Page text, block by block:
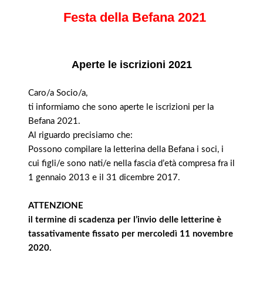
Festa della Befana 2021
Aperte le iscrizioni 2021
Caro/a Socio/a,
ti informiamo che sono aperte le iscrizioni per la
Befana 2021.
Al riguardo precisiamo che:
Possono compilare la letterina della Befana i soci, i
cui figli/e sono nati/e nella fascia d’età compresa fra il
1 gennaio 2013 e il 31 dicembre 2017.
ATTENZIONE
il termine di scadenza per l’invio delle letterine è
tassativamente fissato per mercoledì 11 novembre
2020.